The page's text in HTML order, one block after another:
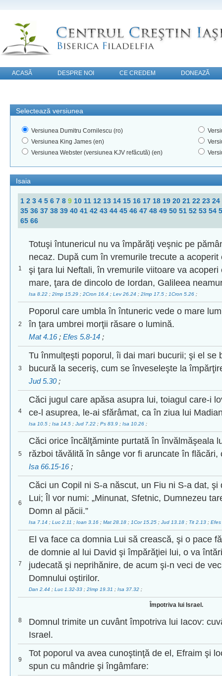
ACASĂ DESPRE NOI CE CREDEM
DONEAZĂ
Selectează versiunea
Versiunea Dumitru Cornilescu (ro)
Versiunea King James (en)
Versiunea Webster (versiunea KJV refăcută) (en)
Isaia
1 2 3 4 5 6 7 8 9 10 11 12 13 14 15 16 17 18 19 20 21 22 23 24
35 36 37 38 39 40 41 42 43 44 45 46 47 48 49 50 51 52 53 54
65 66
1
Totuşi întunericul nu va împărăţi veşnic pe
necaz. După cum în vremurile trecute a
şi ţara lui Neftali, în vremurile viitoare va
mare, ţara de dincolo de Iordan, Galileea
Isa 8.22 ; 2Imp 15.29 ; 2Cron 16.4 ; Lev 26.24 ; 2Imp 17.5 ; 1Cron 5.26 ;
2
Poporul care umbla în întuneric vede o mare
în ţara umbrei morţii răsare o lumină.
Mat 4.16 ; Efes 5.8-14 ;
3
Tu înmulţeşti poporul, îi dai mari bucurii; şi el se
bucură la seceriş, cum se înveseleşte la
Jud 5.30 ;
4
Căci jugul care apăsa asupra lui, toiagul care-i
ce-l asuprea, le-ai sfărâmat, ca în ziua lui
Isa 10.5 ; Isa 14.5 ; Jud 7.22 ; Ps 83.9 ; Isa 10.26 ;
5
Căci orice încălţăminte purtată în învălmăşeala
război tăvălită în sânge vor fi aruncate în flăcări,
Isa 66.15-16 ;
6
Căci un Copil ni S-a născut, un Fiu ni S-a dat, şi
Lui; Îl vor numi: „Minunat, Sfetnic, Dumnezeu
Domn al păcii.”
Isa 7.14 ; Luc 2.11 ; Ioan 3.16 ; Mat 28.18 ; 1Cor 15.25 ; Jud 13.18 ; Tit 2.13 ;
7
El va face ca domnia Lui să crească, şi o pace
de domnie al lui David şi împărăţiei lui, o va
judecată şi neprihănire, de acum şi-n veci de
Domnului oştirilor.
Dan 2.44 ; Luc 1.32-33 ; 2Imp 19.31 ; Isa 37.32 ;
8
Împotriva lui Israel.
Domnul trimite un cuvânt împotriva lui Iacov:
Israel.
9
Tot poporul va avea cunoştinţă de el, Efraim şi
spun cu mândrie şi îngâmfare: